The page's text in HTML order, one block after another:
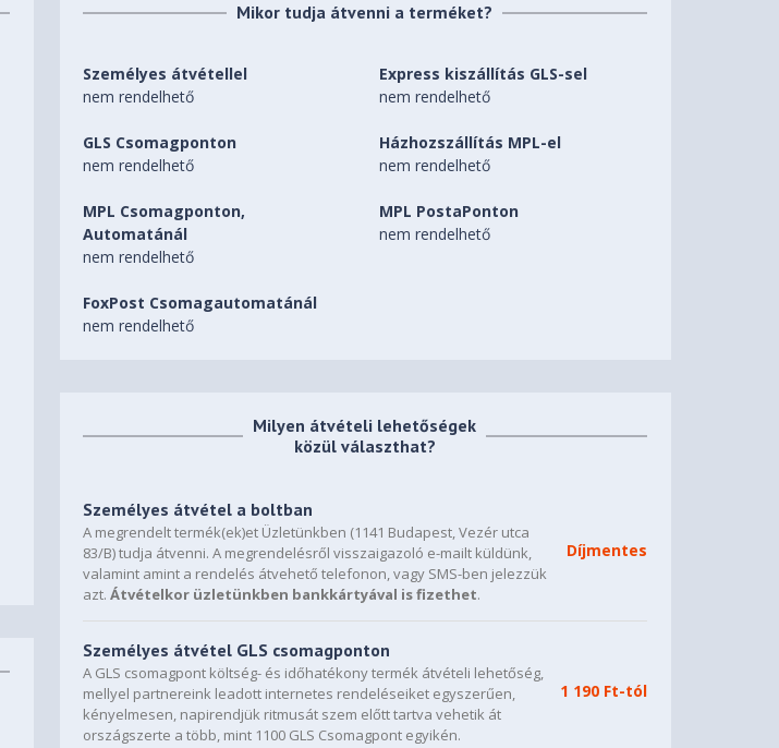
Mikor tudja átvenni a terméket?
Személyes átvétellel
nem rendelhető
Express kiszállítás GLS-sel
nem rendelhető
GLS Csomagponton
nem rendelhető
Házhozszállítás MPL-el
nem rendelhető
MPL Csomagponton,
Automatánál
nem rendelhető
MPL PostaPonton
nem rendelhető
FoxPost Csomagautomatánál
nem rendelhető
Milyen átvételi lehetőségek
közül választhat?
Személyes átvétel a boltban
A megrendelt termék(ek)et Üzletünkben (1141 Budapest, Vezér utca
83/B) tudja átvenni. A megrendelésről visszaigazoló e-mailt küldünk,
valamint amint a rendelés átvehető telefonon, vagy SMS-ben jelezzük
azt.Átvételkor üzletünkben bankkártyával is fizethet.
Díjmentes
Személyes átvétel GLS csomagponton
A GLS csomagpont költség- és időhatékony termék átvételi lehetőség,
mellyel partnereink leadott internetes rendeléseiket egyszerűen,
kényelmesen, napirendjük ritmusát szem előtt tartva vehetik át
országszerte a több, mint 1100 GLS Csomagpont egyikén.
1 190 Ft-tól